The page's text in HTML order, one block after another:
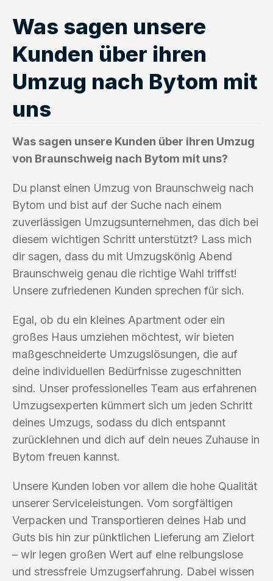
Was sagen unsere
Kunden über ihren
Umzug nach Bytom mit
uns
Was sagen unsere Kunden über ihren Umzug
von Braunschweig nach Bytom mit uns?
Du planst einen Umzug von Braunschweig nach
Bytom und bist auf der Suche nach einem
zuverlässigen Umzugsunternehmen, das dich bei
diesem wichtigen Schritt unterstützt? Lass mich
dir sagen, dass du mit Umzugskönig Abend
Braunschweig genau die richtige Wahl triffst!
Unsere zufriedenen Kunden sprechen für sich.
Egal, ob du ein kleines Apartment oder ein
großes Haus umziehen möchtest, wir bieten
maßgeschneiderte Umzugslösungen, die auf
deine individuellen Bedürfnisse zugeschnitten
sind. Unser professionelles Team aus erfahrenen
Umzugsexperten kümmert sich um jeden Schritt
deines Umzugs, sodass du dich entspannt
zurücklehnen und dich auf dein neues Zuhause in
Bytom freuen kannst.
Unsere Kunden loben vor allem die hohe Qualität
unserer Serviceleistungen. Vom sorgfältigen
Verpacken und Transportieren deines Hab und
Guts bis hin zur pünktlichen Lieferung am Zielort
– wir legen großen Wert auf eine reibungslose
und stressfreie Umzugserfahrung. Dabei wissen